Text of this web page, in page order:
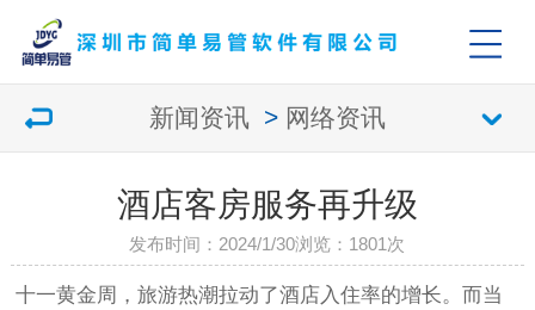
新闻资讯 > 网络资讯
酒店客房服务再升级
发布时间：2024/1/30浏览： 1801次
十一黄金周，旅游热潮拉动了酒店入住率的增长。而当